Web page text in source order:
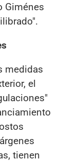
Giménes
medidas
el
tienen